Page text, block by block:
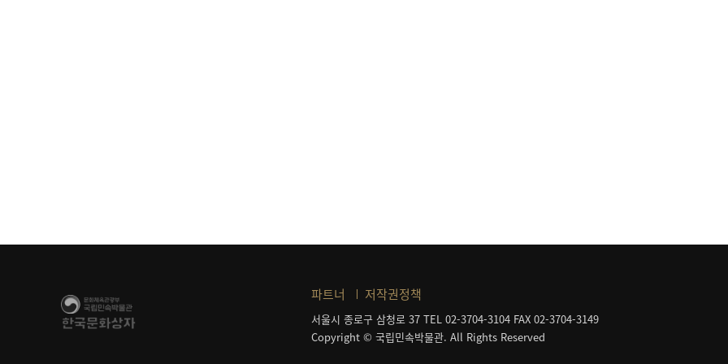
파트너 저작권정책
서울시 종로구 삼청로 37 TEL 02-3704-3104 FAX 02-3704-3149
Copyright © 국립민속박물관. All Rights Reserved